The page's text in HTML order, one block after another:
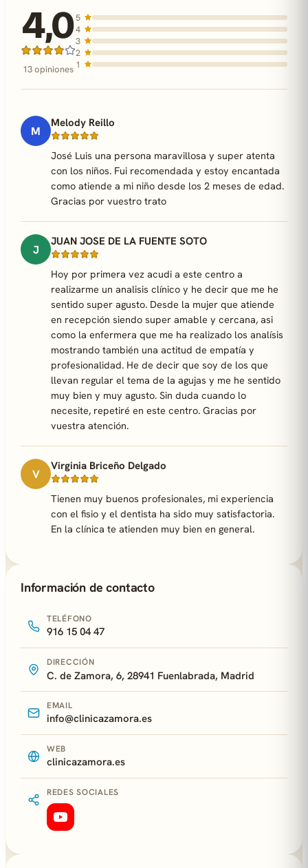
4,0
13 opiniones
5
4
3
2
1
M
Melody Reillo
José Luis una persona maravillosa y super atenta
con los niños. Fui recomendada y estoy encantada
como atiende a mi niño desde los 2 meses de edad.
Gracias por vuestro trato
J
JUAN JOSE DE LA FUENTE SOTO
Hoy por primera vez acudi a este centro a
realizarme un analisis clínico y he decir que me he
sentido super agusto. Desde la mujer que atiende
en recepción siendo super amable y cercana, asi
como la enfermera que me ha realizado los analísis
mostrando también una actitud de empatía y
profesionalidad. He de decir que soy de los que
llevan regular el tema de la agujas y me he sentido
muy bien y muy agusto. Sin duda cuando lo
necesite, repetiré en este centro. Gracias por
vuestra atención.
V
Virginia Briceño Delgado
Tienen muy buenos profesionales, mi experiencia
con el fisio y el dentista ha sido muy satisfactoria.
En la clínica te atienden muy bien en general.
Información de contacto
TELÉFONO
916 15 04 47
DIRECCIÓN
C. de Zamora, 6, 28941 Fuenlabrada, Madrid
EMAIL
info@clinicazamora.es
WEB
clinicazamora.es
REDES SOCIALES